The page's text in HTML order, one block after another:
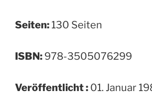
Seiten: 130 Seiten
ISBN: ‎978-3505076299
Veröffentlicht : 01. Januar